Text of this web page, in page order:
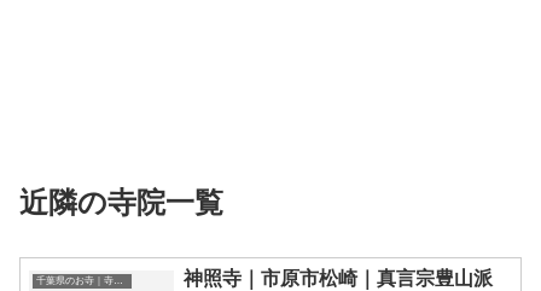
近隣の寺院一覧
千葉県のお寺｜寺院一覧 神照寺｜市原市松崎｜真言宗豊山派